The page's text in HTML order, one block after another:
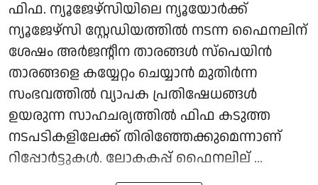
ഫിഫ. ന്യൂജേഴ്സിയിലെ ന്യൂയോര്‍ക്ക്
ന്യൂജേഴ്സി സ്റ്റേഡിയത്തില്‍ നടന്ന ഫൈനലിന്
ശേഷം അര്‍ജന്റീന താരങ്ങള്‍ സ്‌പെയിന്‍
താരങ്ങളെ കയ്യേറ്റം ചെയ്യാന്‍ മുതിര്‍ന്ന
സംഭവത്തില്‍ വ്യാപക പ്രതിഷേധങ്ങള്‍
ഉയരുന്ന സാഹചര്യത്തില്‍ ഫിഫ കടുത്ത
നടപടികളിലേക്ക് തിരിഞ്ഞേക്കുമെന്നാണ്
റിപ്പോര്‍ട്ടുകള്‍. ലോകകപ്പ് ഫൈനലില് ...